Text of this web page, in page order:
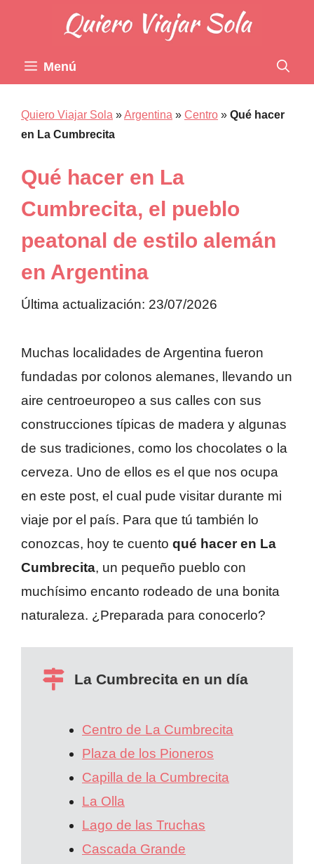
contenido
Menú
Quiero Viajar Sola »Argentina » Centro » Qué hacer
en La Cumbrecita
Qué hacer en La
Cumbrecita, el pueblo
peatonal de estilo alemán
en Argentina
Última actualización: 23/07/2026
Muchas localidades de Argentina fueron
fundadas por colonos alemanes, llevando un
aire centroeuropeo a sus calles con sus
construcciones típicas de madera y algunas
de sus tradiciones, como los chocolates o la
cerveza. Uno de ellos es el que nos ocupa
en este post, el cual pude visitar durante mi
viaje por el país. Para que tú también lo
conozcas, hoy te cuento qué hacer en La
Cumbrecita, un pequeño pueblo con
muchísimo encanto rodeado de una bonita
naturaleza. ¿Preparada para conocerlo?
La Cumbrecita en un día
Centro de La Cumbrecita
Plaza de los Pioneros
Capilla de la Cumbrecita
La Olla
Lago de las Truchas
Cascada Grande